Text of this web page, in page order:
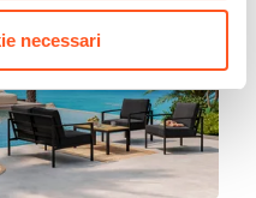
necessari